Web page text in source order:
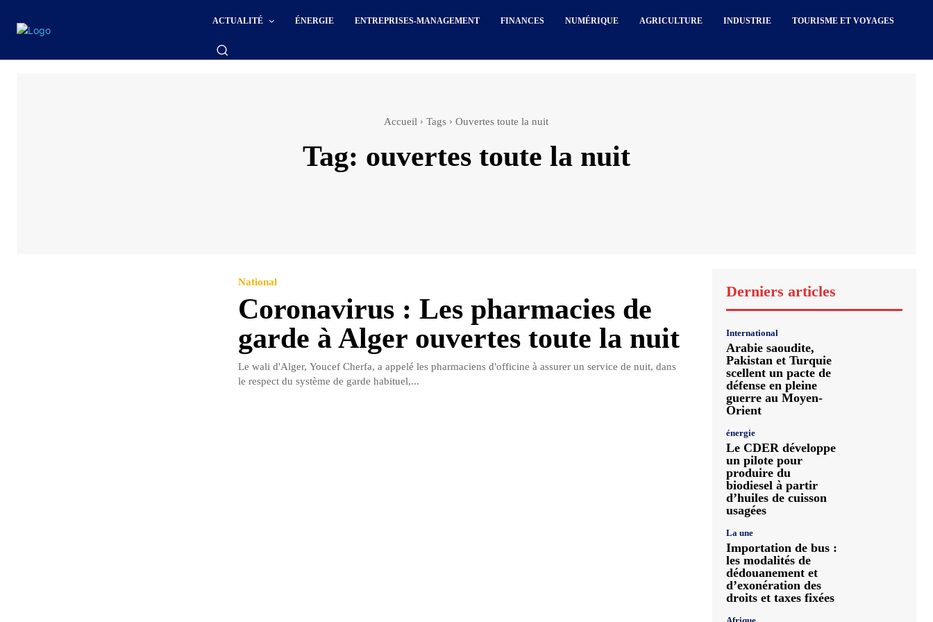
ACTUALITÉ ÉNERGIE ENTREPRISES-MANAGEMENT FINANCES NUMÉRIQUE AGRICULTURE INDUSTRIE TOURISME ET VOYAGES
Accueil Tags Ouvertes toute la nuit
Tag: ouvertes toute la nuit
National
Coronavirus : Les pharmacies de
garde à Alger ouvertes toute la nuit
Le wali d'Alger, Youcef Cherfa, a appelé les pharmaciens d'officine à assurer un service de nuit, dans
le respect du système de garde habituel,...
Derniers articles
International
Arabie saoudite,
Pakistan et Turquie
scellent un pacte de
défense en pleine
guerre au Moyen-
Orient
énergie
Le CDER développe
un pilote pour
produire du
biodiesel à partir
d’huiles de cuisson
usagées
La une
Importation de bus :
les modalités de
dédouanement et
d’exonération des
droits et taxes fixées